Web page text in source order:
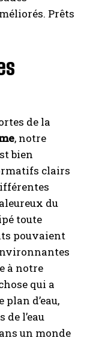
Prêts
de la
, notre
bien
clairs
du
toute
pouvaient
à notre
qui a
d’eau,
l’eau
un monde